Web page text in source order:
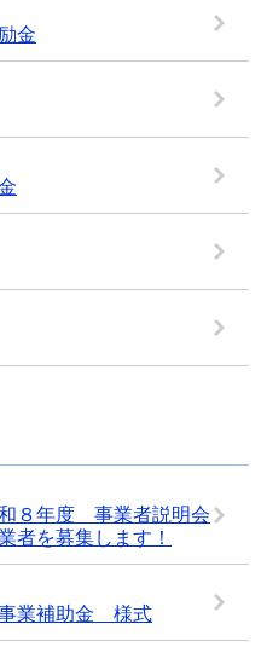
金
和８年度 事業者説明会
者を募集します！
事業補助金 様式